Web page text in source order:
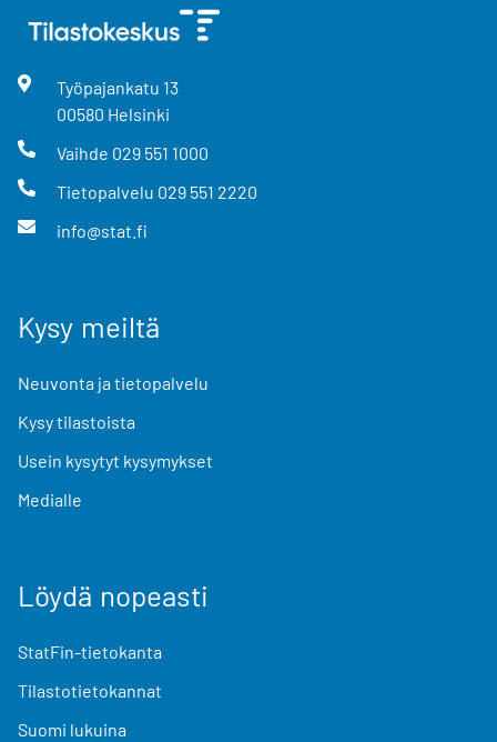
Työpajankatu 13
00580 Helsinki
Vaihde 029 551 1000
Tietopalvelu 029 551 2220
info@stat.fi
Kysy meiltä
Neuvonta ja tietopalvelu
Kysy tilastoista
Usein kysytyt kysymykset
Medialle
Löydä nopeasti
StatFin-tietokanta
Tilastotietokannat
Suomi lukuina